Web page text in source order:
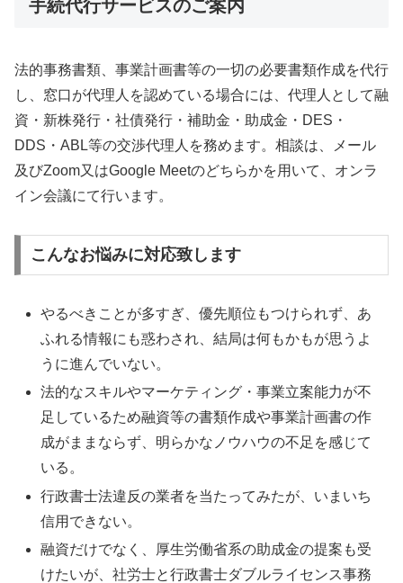
手続代行サービスのご案内
法的事務書類、事業計画書等の一切の必要書類作成を代行
し、窓口が代理人を認めている場合には、代理人として融
資・新株発行・社債発行・補助金・助成金・DES・
DDS・ABL等の交渉代理人を務めます。相談は、メール
及びZoom又はGoogle Meetのどちらかを用いて、オンラ
イン会議にて行います。
こんなお悩みに対応致します
やるべきことが多すぎ、優先順位もつけられず、あ
ふれる情報にも惑わされ、結局は何もかもが思うよ
うに進んでいない。
法的なスキルやマーケティング・事業立案能力が不
足しているため融資等の書類作成や事業計画書の作
成がままならず、明らかなノウハウの不足を感じて
いる。
行政書士法違反の業者を当たってみたが、いまいち
信用できない。
融資だけでなく、厚生労働省系の助成金の提案も受
けたいが、社労士と行政書士ダブルライセンス事務